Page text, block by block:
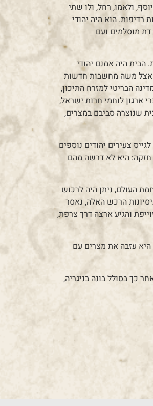
שבמצרים לאביו, יוסף, ולאִמו, רחל, ולו שתי
הוא היה יהודי
מוסלמים ועם
הבית היה אמנם יהודי
אצל משה מחשבות חדשות
הבריטי למזרח התיכון,
ארגון לוחמי חרות ישראל,
שנוצרה סביבם במצרים,
צעירים יהודים נוספים
חזקה: היא לא דרשה מהם
ותחמושת. בשנים 1945–1946, עם תום מלחמת העולם, ניתן היה לרכוש
בין היתר מידי הבדואים. בספטמבר 1946, באחד מניסיונות הרכש האלה, נאסר
והגיע ארצה דרך צרפת,
היא עזבה את מצרים עם
כך בסולל בונה בניגריה,